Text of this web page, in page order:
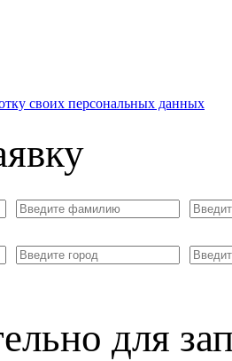
своих персональных данных
для